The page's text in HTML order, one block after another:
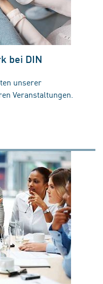
bei DIN
unserer
Veranstaltungen.